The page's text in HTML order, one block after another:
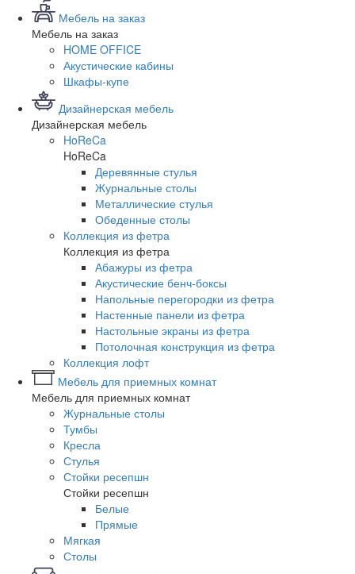
Мебель на заказ
Мебель на заказ
HOME OFFICE
Акустические кабины
Шкафы-купе
Дизайнерская мебель
Дизайнерская мебель
HoReCa
HoReCa
Деревянные стулья
Журнальные столы
Металлические стулья
Обеденные столы
Коллекция из фетра
Коллекция из фетра
Абажуры из фетра
Акустические бенч-боксы
Напольные перегородки из фетра
Настенные панели из фетра
Настольные экраны из фетра
Потолочная конструкция из фетра
Коллекция лофт
Мебель для приемных комнат
Мебель для приемных комнат
Журнальные столы
Тумбы
Кресла
Стулья
Стойки ресепшн
Стойки ресепшн
Белые
Прямые
Мягкая
Столы